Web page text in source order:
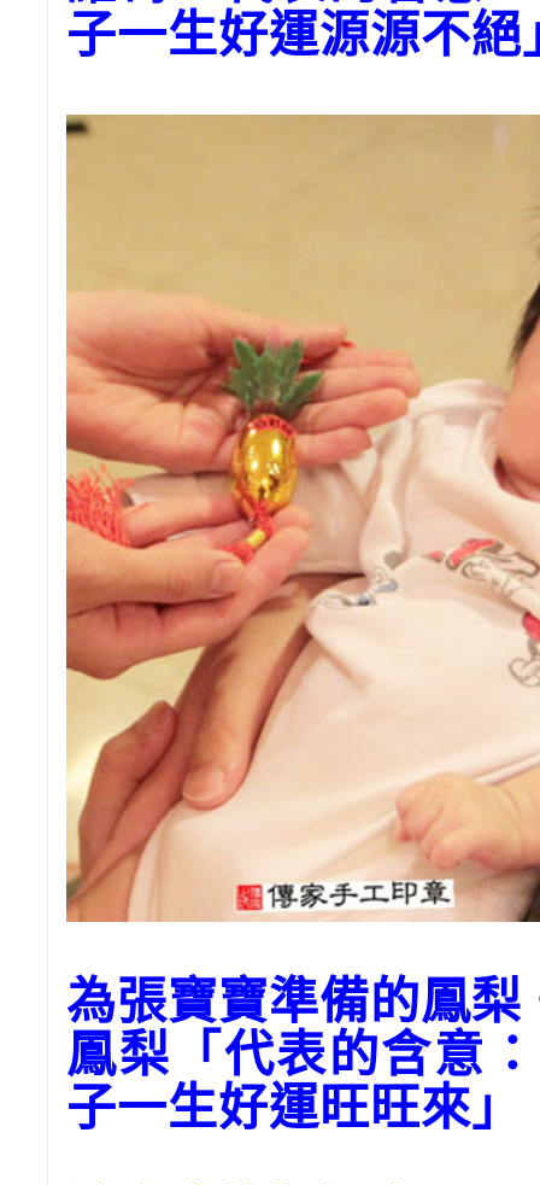
子一生好運源源不絕
為張寶寶準備的鳳梨
鳳梨「代表的含意
子一生好運旺旺來」